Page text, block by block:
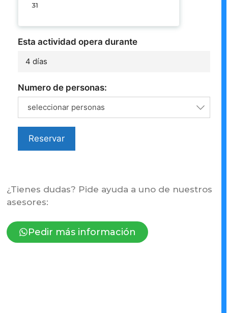
31
Esta actividad opera durante
4 días
Numero de personas:
seleccionar personas
Reservar
¿Tienes dudas? Pide ayuda a uno de nuestros
asesores:
Pedir más información